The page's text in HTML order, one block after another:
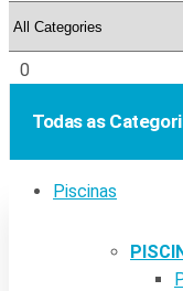
0
Todas as
Piscinas